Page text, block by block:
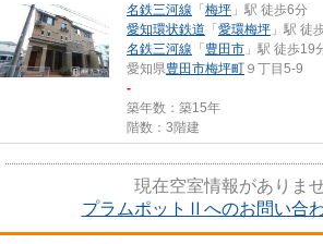
名鉄三河線 「 梅坪 」駅 徒歩6分
愛知環状鉄道 「 愛環梅坪 」駅 徒
名鉄三河線 「 豊田市 」駅 徒歩19
愛知県豊田市梅坪町 ９丁目5-9
-
築年数：築15年
階数：3階建
現在空室情報がありませ
プラムポットⅡへのお問い合